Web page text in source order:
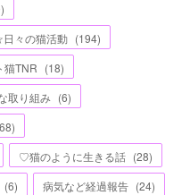
)
々の猫活動 (194)
猫TNR (18)
取り組み (6)
)
♡猫のように生きる話 (28)
(6) 病気など経過報告 (24)